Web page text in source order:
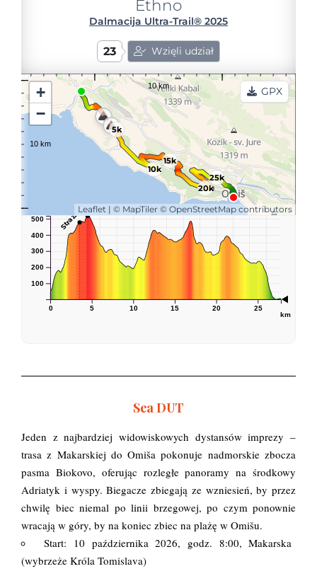
Sea DUT
Jeden z najbardziej widowiskowych dystansów imprezy –
trasa z Makarskiej do Omiša pokonuje nadmorskie zbocza
pasma Biokovo, oferując rozległe panoramy na środkowy
Adriatyk i wyspy. Biegacze zbiegają ze wzniesień, by przez
chwilę biec niemal po linii brzegowej, po czym ponownie
wracają w góry, by na koniec zbiec na plażę w Omišu.
Start: 10 października 2026, godz. 8:00, Makarska
(wybrzeże Króla Tomislava)